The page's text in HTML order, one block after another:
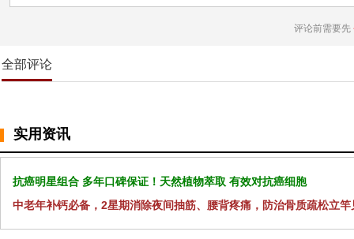
评论前需要先
全部评论
实用资讯
抗癌明星组合 多年口碑保证！天然植物萃取 有效对抗癌细胞
中老年补钙必备，2星期消除夜间抽筋、腰背疼痛，防治骨质疏松立竿